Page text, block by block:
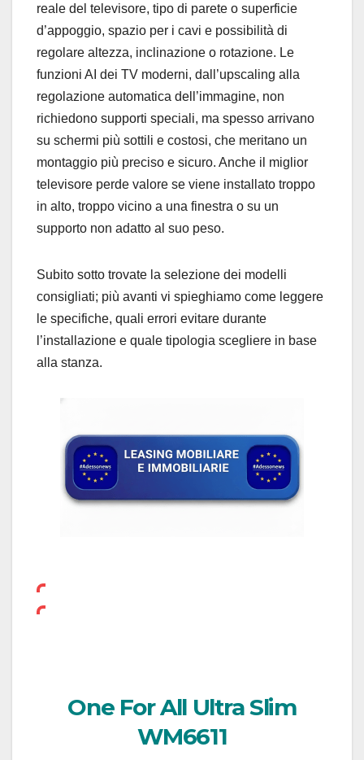
reale del televisore, tipo di parete o superficie
d’appoggio, spazio per i cavi e possibilità di
regolare altezza, inclinazione o rotazione. Le
funzioni AI dei TV moderni, dall’upscaling alla
regolazione automatica dell’immagine, non
richiedono supporti speciali, ma spesso arrivano
su schermi più sottili e costosi, che meritano un
montaggio più preciso e sicuro. Anche il miglior
televisore perde valore se viene installato troppo
in alto, troppo vicino a una finestra o su un
supporto non adatto al suo peso.
Subito sotto trovate la selezione dei modelli
consigliati; più avanti vi spieghiamo come leggere
le specifiche, quali errori evitare durante
l’installazione e quale tipologia scegliere in base
alla stanza.
One For All Ultra Slim
WM6611